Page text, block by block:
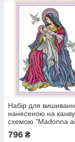
Набір для
нанесеною на канву
схемою "Madonna
36*46 см
796 ₴